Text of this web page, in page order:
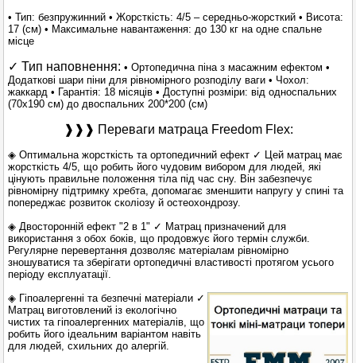
• Тип: безпружинний • Жорсткість: 4/5 – середньо-жорсткий • Висота:
17 (см) • Максимальне навантаження: до 130 кг на одне спальне
місце
✓ Тип наповнення:• Ортопедична піна з масажним ефектом •
Додаткові шари піни для рівномірного розподілу ваги • Чохол:
жаккард • Гарантія: 18 місяців • Доступні розміри: від односпальних
(70x190 см) до двоспальних 200*200 (см)
❱❱❱ Переваги матраца Freedom Flex:
◈ Оптимальна жорсткість та ортопедичний ефект ✓ Цей матрац має
жорсткість 4/5, що робить його чудовим вибором для людей, які
цінують правильне положення тіла під час сну. Він забезпечує
рівномірну підтримку хребта, допомагає зменшити напругу у спині та
попереджає розвиток сколіозу й остеохондрозу.
◈ Двосторонній ефект "2 в 1" ✓ Матрац призначений для
використання з обох боків, що продовжує його термін служби.
Регулярне перевертання дозволяє матеріалам рівномірно
зношуватися та зберігати ортопедичні властивості протягом усього
періоду експлуатації.
◈ Гіпоалергенні та безпечні матеріали ✓
Матрац виготовлений із екологічно
чистих та гіпоалергенних матеріалів, що
робить його ідеальним варіантом навіть
для людей, схильних до алергій.